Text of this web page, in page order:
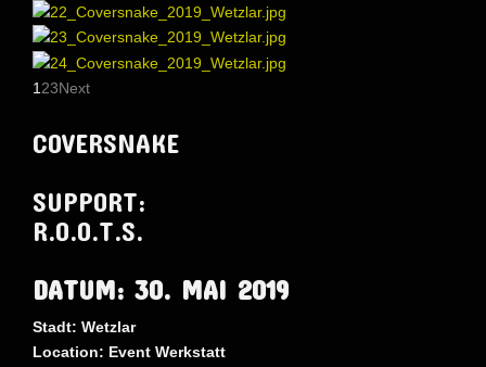
1 23Next
COVERSNAKE
SUPPORT:
R.O.O.T.S.
DATUM: 30. MAI 2019
Stadt: Wetzlar
Location: Event Werkstatt